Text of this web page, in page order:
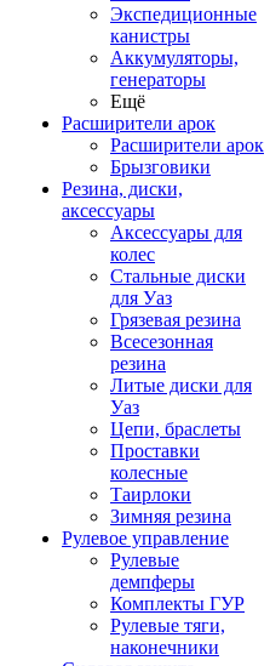
Экспедиционные
канистры
Аккумуляторы,
генераторы
Ещё
Расширители арок
Расширители арок
Брызговики
Резина, диски,
аксессуары
Аксессуары для
колес
Стальные диски
для Уаз
Грязевая резина
Всесезонная
резина
Литые диски для
Уаз
Цепи, браслеты
Проставки
колесные
Таирлоки
Зимняя резина
Рулевое управление
Рулевые
демпферы
Комплекты ГУР
Рулевые тяги,
наконечники